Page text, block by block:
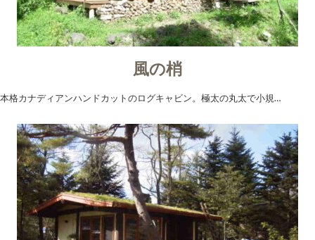
風の梢
本格カナディアンハンドカットのログキャビン。極太の丸太で小規…